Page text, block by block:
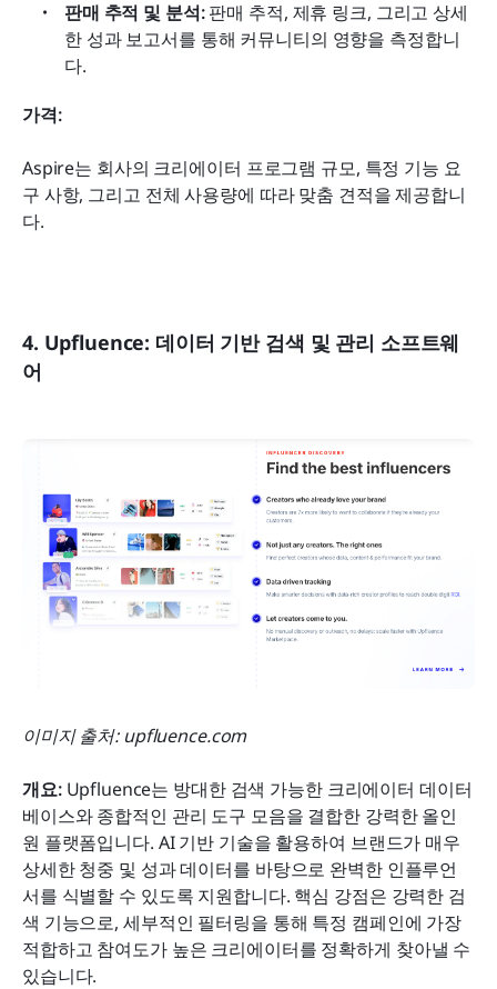
판매 추적 및 분석: 판매 추적, 제휴 링크, 그리고 상세
한 성과 보고서를 통해 커뮤니티의 영향을 측정합니
다.
가격:
Aspire는 회사의 크리에이터 프로그램 규모, 특정 기능 요
구 사항, 그리고 전체 사용량에 따라 맞춤 견적을 제공합니
다.
4. Upfluence: 데이터 기반 검색 및 관리 소프트웨
어
이미지 출처: upfluence.com
개요: Upfluence는 방대한 검색 가능한 크리에이터 데이터
베이스와 종합적인 관리 도구 모음을 결합한 강력한 올인
원 플랫폼입니다. AI 기반 기술을 활용하여 브랜드가 매우
상세한 청중 및 성과 데이터를 바탕으로 완벽한 인플루언
서를 식별할 수 있도록 지원합니다. 핵심 강점은 강력한 검
색 기능으로, 세부적인 필터링을 통해 특정 캠페인에 가장
적합하고 참여도가 높은 크리에이터를 정확하게 찾아낼 수
있습니다.